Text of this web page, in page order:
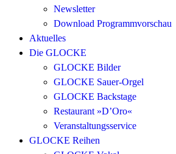
Newsletter
Download Programmvorschau
Aktuelles
Die GLOCKE
GLOCKE Bilder
GLOCKE Sauer-Orgel
GLOCKE Backstage
Restaurant »D’Oro«
Veranstaltungsservice
GLOCKE Reihen